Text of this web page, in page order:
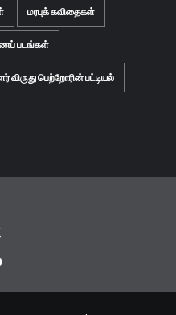
மரபுக் கவிதைகள்
படங்கள்
விருது பெற்றோரின் பட்டியல்